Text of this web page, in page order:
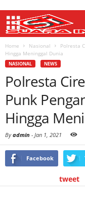
Home Nasional
Polresta
Hingga Meninggal Dunia
NASIONAL NEWS
Polresta
Punk
Hingga
Byadmin - Jan 1, 2021
Facebook
tweet